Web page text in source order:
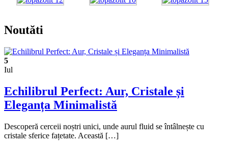
Noutăti
5
Iul
Echilibrul Perfect: Aur, Cristale și
Eleganța Minimalistă
Descoperă cerceii noștri unici, unde aurul fluid se întâlnește cu
cristale sferice fațetate. Această […]